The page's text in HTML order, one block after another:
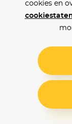
cookies en